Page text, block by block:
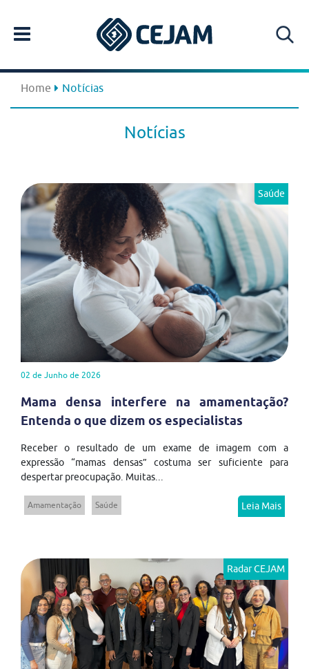
Home Notícias
Notícias
Saúde
02 de Junho de 2026
Mama densa interfere na amamentação?
Entenda o que dizem os especialistas
Receber o resultado de um exame de imagem com a
expressão “mamas densas” costuma ser suficiente para
despertar preocupação. Muitas...
Amamentação Saúde Leia Mais
Radar CEJAM